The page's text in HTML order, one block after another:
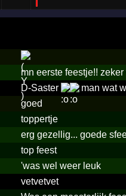
mn eerste feestje!! zeker
D-Saster man wat
goed
toppertje
erg gezellig... goede
top feest
'was wel weer leuk
vetvetvet